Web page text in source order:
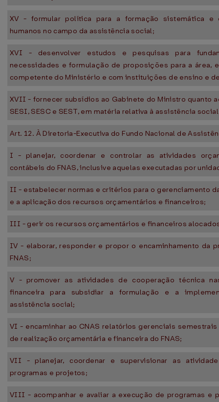
XV - formular política para a formação sistemática e
humanos no campo da assistência social;
XVI - desenvolver estudos e pesquisas para
necessidades e formulação de proposições para a área,
competente do Ministério e com instituições de ensino e
XVII - fornecer subsídios ao Gabinete do Ministro quanto
SESI, SESC e SEST, em matéria relativa à assistência
Art. 12. À Diretoria-Executiva do Fundo Nacional de
I - planejar, coordenar e controlar as atividades
contábeis do FNAS, inclusive aquelas executadas por
II - estabelecer normas e critérios para o gerenciamento
e a aplicação dos recursos orçamentários e financeiros;
III - gerir os recursos orçamentários e financeiros
IV - elaborar, responder e propor o encaminhamento da
FNAS;
V - promover as atividades de cooperação técnica
financeira para subsidiar a formulação e a
assistência social;
VI - encaminhar ao CNAS relatórios gerenciais
de realização orçamentária e financeira do FNAS;
VII - planejar, coordenar e supervisionar as
programas e projetos;
VIII - acompanhar e avaliar a execução de programas e